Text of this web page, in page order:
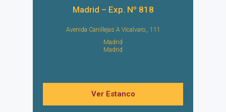
Madrid – Exp. Nº 818
Avenida Canillejas A Vicalvaro,, 111
Madrid
Madrid
Ver Estanco